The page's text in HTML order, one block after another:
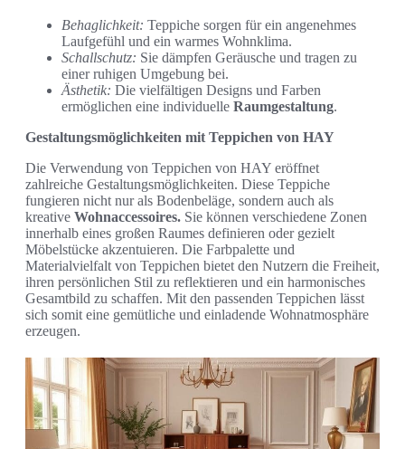
Behaglichkeit: Teppiche sorgen für ein angenehmes
Laufgefühl und ein warmes Wohnklima.
Schallschutz: Sie dämpfen Geräusche und tragen zu
einer ruhigen Umgebung bei.
Ästhetik: Die vielfältigen Designs und Farben
ermöglichen eine individuelle Raumgestaltung.
Gestaltungsmöglichkeiten mit Teppichen von HAY
Die Verwendung von Teppichen von HAY eröffnet
zahlreiche Gestaltungsmöglichkeiten. Diese Teppiche
fungieren nicht nur als Bodenbeläge, sondern auch als
kreative Wohnaccessoires. Sie können verschiedene Zonen
innerhalb eines großen Raumes definieren oder gezielt
Möbelstücke akzentuieren. Die Farbpalette und
Materialvielfalt von Teppichen bietet den Nutzern die Freiheit,
ihren persönlichen Stil zu reflektieren und ein harmonisches
Gesamtbild zu schaffen. Mit den passenden Teppichen lässt
sich somit eine gemütliche und einladende Wohnatmosphäre
erzeugen.